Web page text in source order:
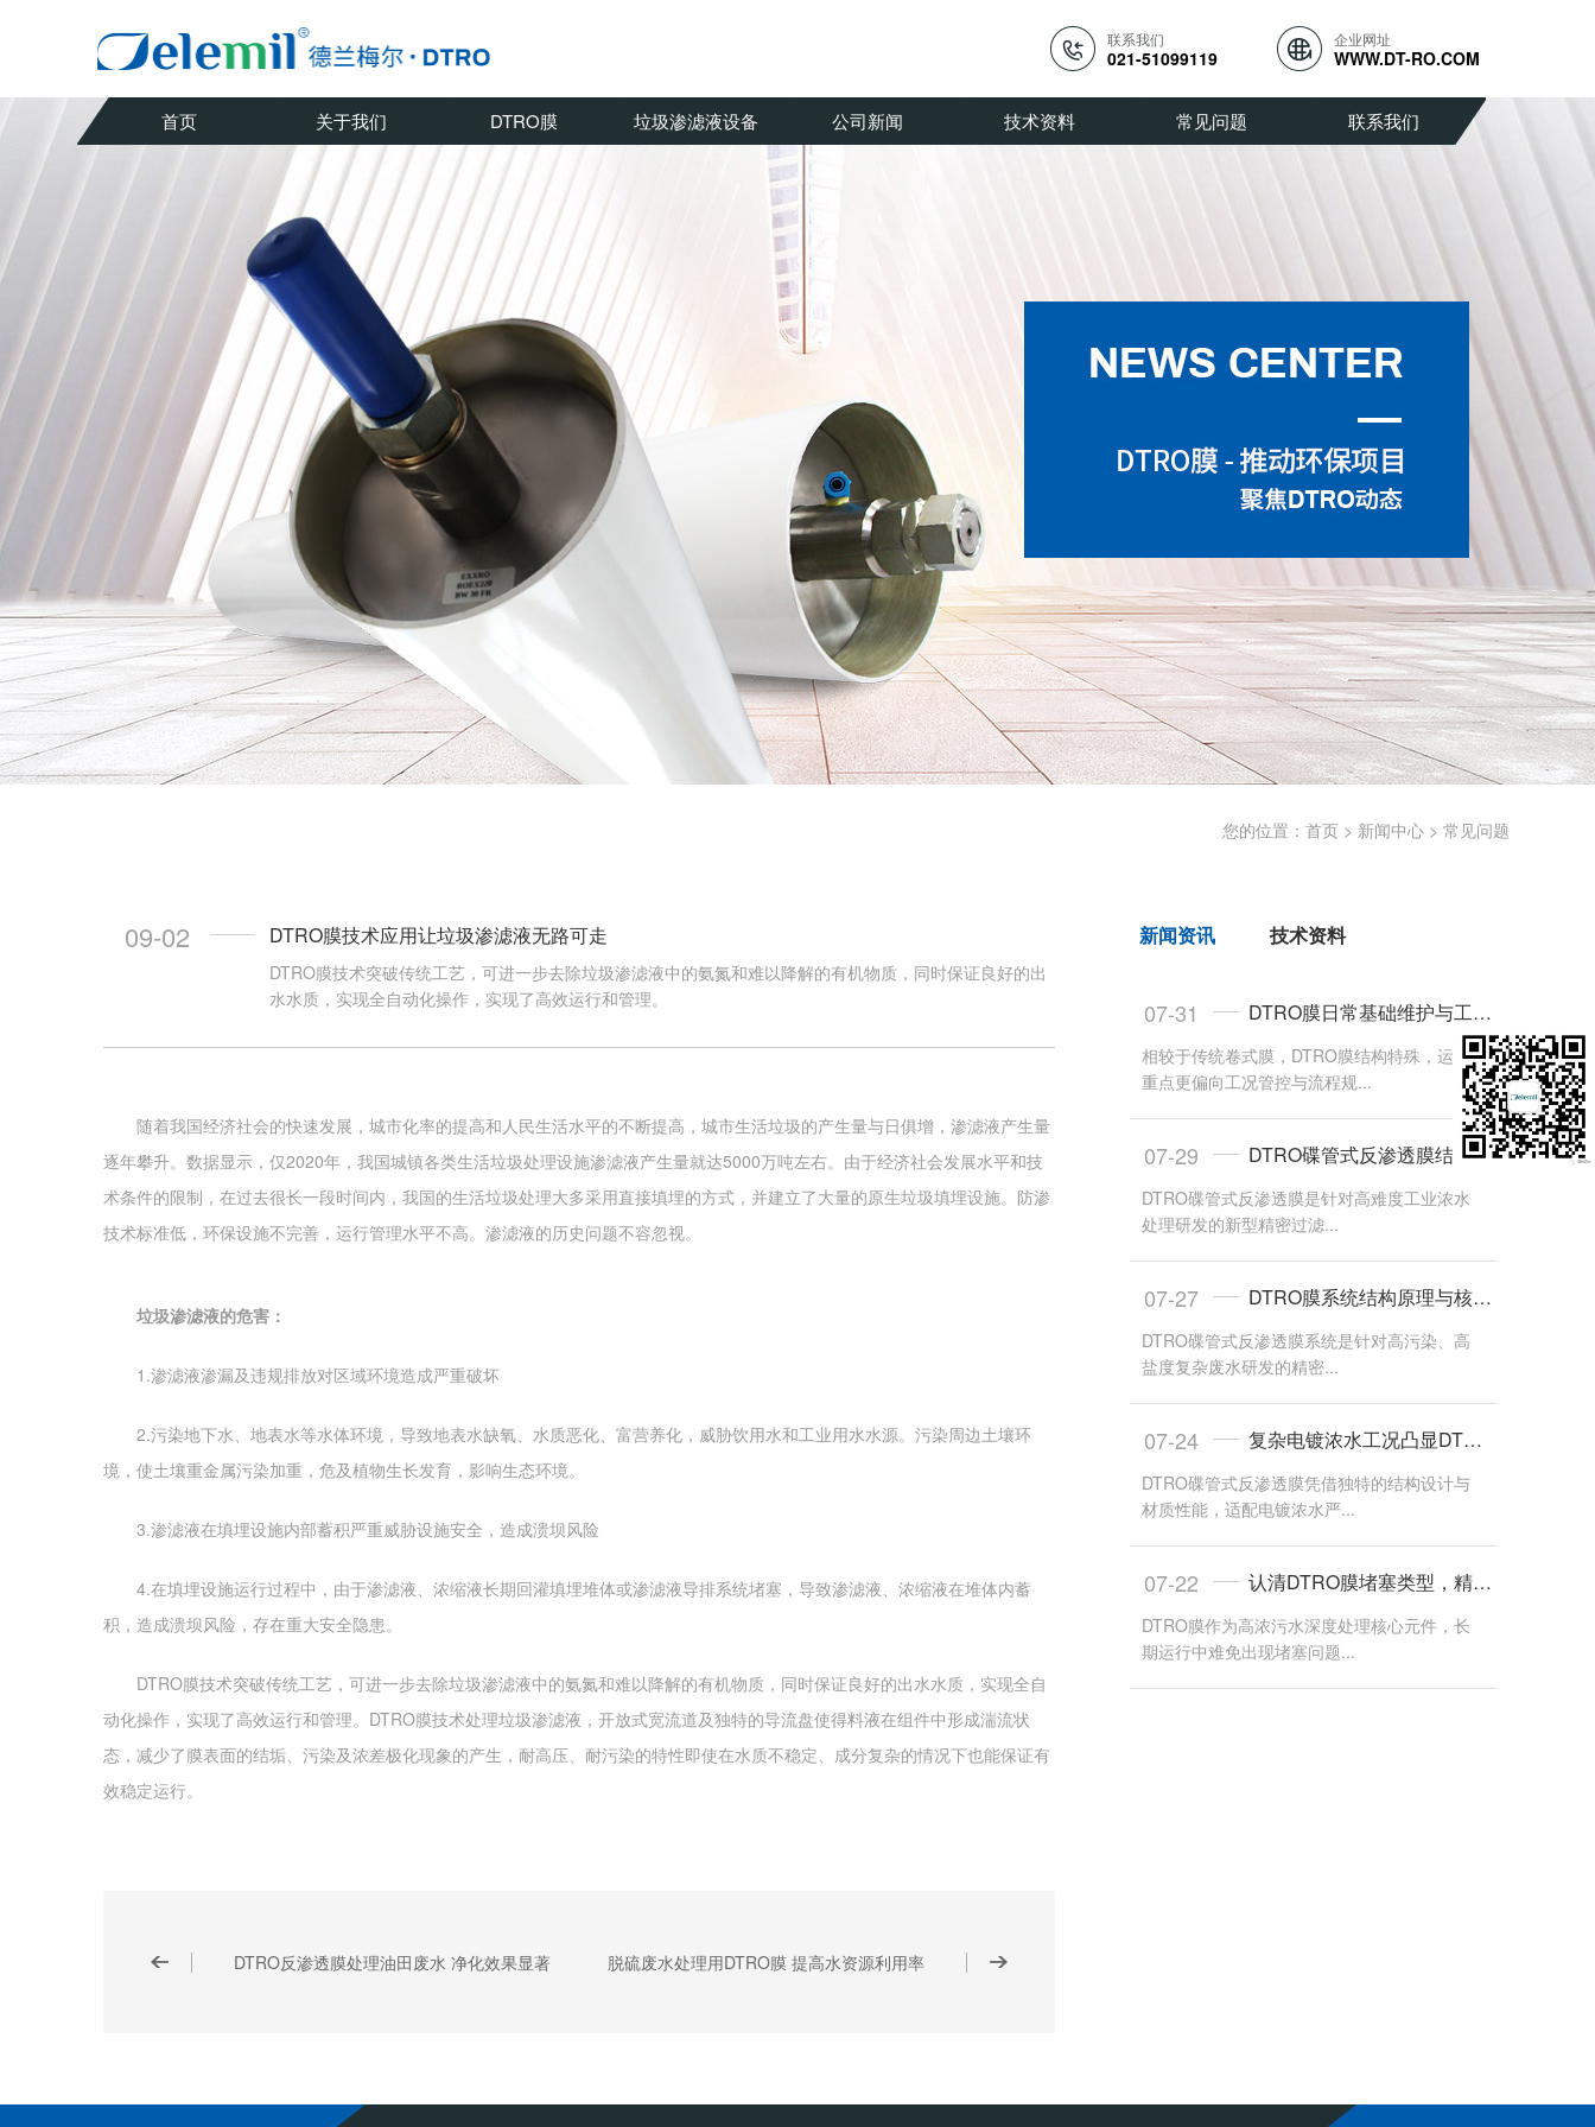
联系我们
021-51099119
企业网址
WWW.DT-RO.COM
联系我们
常见问题
技术资料
公司新闻
垃圾渗滤液设备
DTRO膜
关于我们
首页
您的位置： 首页 > 新闻中心 > 常见问题
09-02 DTRO膜技术应用让垃圾渗滤液无路可走
DTRO膜技术突破传统工艺，可进一步去除垃圾渗滤液中的氨氮和难以降解的有机物质，同时保证良好的出
水水质，实现全自动化操作，实现了高效运行和管理。
随着我国经济社会的快速发展，城市化率的提高和人民生活水平的不断提高，城市生活垃圾的产生量与日俱增，渗滤液产生量
逐年攀升。数据显示，仅2020年，我国城镇各类生活垃圾处理设施渗滤液产生量就达5000万吨左右。由于经济社会发展水平和技
术条件的限制，在过去很长一段时间内，我国的生活垃圾处理大多采用直接填埋的方式，并建立了大量的原生垃圾填埋设施。防渗
技术标准低，环保设施不完善，运行管理水平不高。渗滤液的历史问题不容忽视。
垃圾渗滤液的危害：
1.渗滤液渗漏及违规排放对区域环境造成严重破坏
2.污染地下水、地表水等水体环境，导致地表水缺氧、水质恶化、富营养化，威胁饮用水和工业用水水源。污染周边土壤环
境，使土壤重金属污染加重，危及植物生长发育，影响生态环境。
3.渗滤液在填埋设施内部蓄积严重威胁设施安全，造成溃坝风险
4.在填埋设施运行过程中，由于渗滤液、浓缩液长期回灌填埋堆体或渗滤液导排系统堵塞，导致渗滤液、浓缩液在堆体内蓄
积，造成溃坝风险，存在重大安全隐患。
DTRO膜技术突破传统工艺，可进一步去除垃圾渗滤液中的氨氮和难以降解的有机物质，同时保证良好的出水水质，实现全自
动化操作，实现了高效运行和管理。DTRO膜技术处理垃圾渗滤液，开放式宽流道及独特的导流盘使得料液在组件中形成湍流状
态，减少了膜表面的结垢、污染及浓差极化现象的产生，耐高压、耐污染的特性即使在水质不稳定、成分复杂的情况下也能保证有
效稳定运行。
DTRO反渗透膜处理油田废水 净化效果显著 脱硫废水处理用DTRO膜 提高水资源利用率
新闻资讯 技术资料
07-31 DTRO膜日常基础维护与工况稳定技巧
相较于传统卷式膜，DTRO膜结构特殊，运维
重点更偏向工况管控与流程规...
07-29 DTRO碟管式反渗透膜结构原理与核心特性
DTRO碟管式反渗透膜是针对高难度工业浓水
处理研发的新型精密过滤...
07-27 DTRO膜系统结构原理与核心工艺优势
DTRO碟管式反渗透膜系统是针对高污染、高
盐度复杂废水研发的精密...
07-24 复杂电镀浓水工况凸显DTRO膜抗污核心优势
DTRO碟管式反渗透膜凭借独特的结构设计与
材质性能，适配电镀浓水严...
07-22 认清DTRO膜堵塞类型，精准判断堵塞成因
DTRO膜作为高浓污水深度处理核心元件，长
期运行中难免出现堵塞问题...